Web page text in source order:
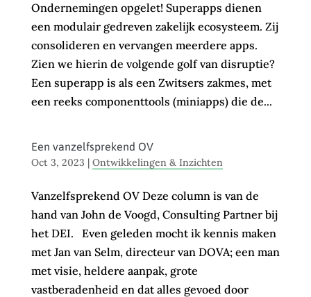
Ondernemingen opgelet! Superapps dienen
een modulair gedreven zakelijk ecosysteem. Zij
consolideren en vervangen meerdere apps.
Zien we hierin de volgende golf van disruptie?
Een superapp is als een Zwitsers zakmes, met
een reeks componenttools (miniapps) die de...
Een vanzelfsprekend OV
Oct 3, 2023 | Ontwikkelingen & Inzichten
Vanzelfsprekend OV Deze column is van de
hand van John de Voogd, Consulting Partner bij
het DEI. Even geleden mocht ik kennis maken
met Jan van Selm, directeur van DOVA; een man
met visie, heldere aanpak, grote
vastberadenheid en dat alles gevoed door